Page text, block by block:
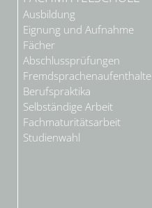
Ausbildung
Eignung und Aufnahme
Fächer
Abschlussprüfungen
Fremdsprachenaufenthalte
Berufspraktika
Selbständige Arbeit
Fachmaturitätsarbeit
Studienwahl